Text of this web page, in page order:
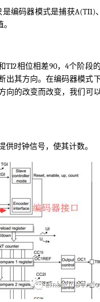
编码器模式是捕获A(TI1)
TI2相位相差90，4个阶段
出其方向。在编码器模式
向的改变而改变，我们可
供时钟信号，使其计数。